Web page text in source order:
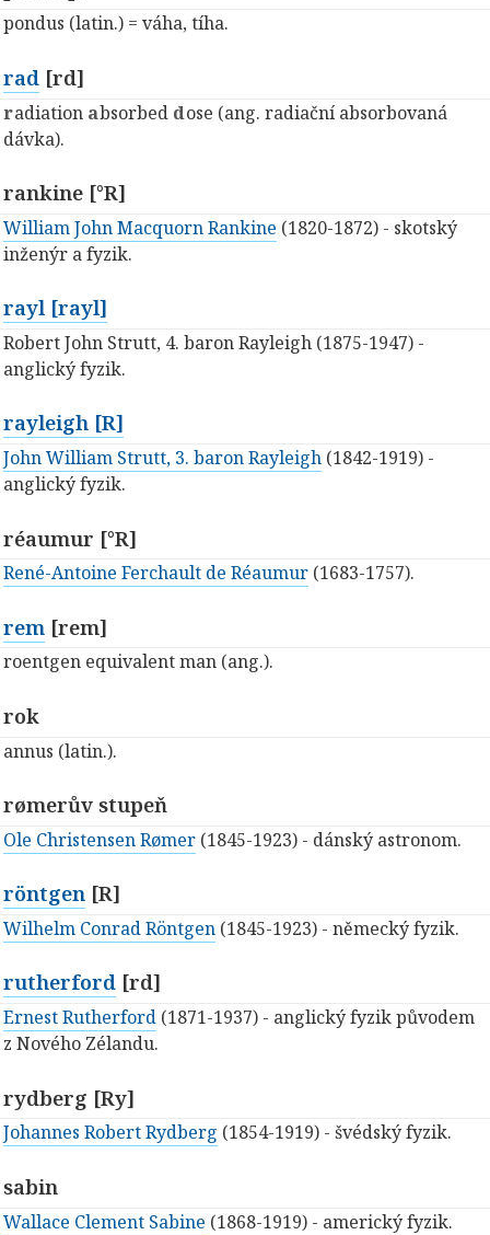
pondus (latin.) = váha, tíha.
rad [rd]
radiation absorbed dose (ang. radiační absorbovaná
dávka).
rankine [°R]
William John Macquorn Rankine (1820-1872) - skotský
inženýr a fyzik.
rayl [rayl]
Robert John Strutt, 4. baron Rayleigh (1875-1947) -
anglický fyzik.
rayleigh [R]
John William Strutt, 3. baron Rayleigh (1842-1919) -
anglický fyzik.
réaumur [°R]
René-Antoine Ferchault de Réaumur (1683-1757).
rem [rem]
roentgen equivalent man (ang.).
rok
annus (latin.).
rømerův stupeň
Ole Christensen Rømer (1845-1923) - dánský astronom.
röntgen [R]
Wilhelm Conrad Röntgen (1845-1923) - německý fyzik.
rutherford [rd]
Ernest Rutherford (1871-1937) - anglický fyzik původem
z Nového Zélandu.
rydberg [Ry]
Johannes Robert Rydberg (1854-1919) - švédský fyzik.
sabin
Wallace Clement Sabine (1868-1919) - americký fyzik.